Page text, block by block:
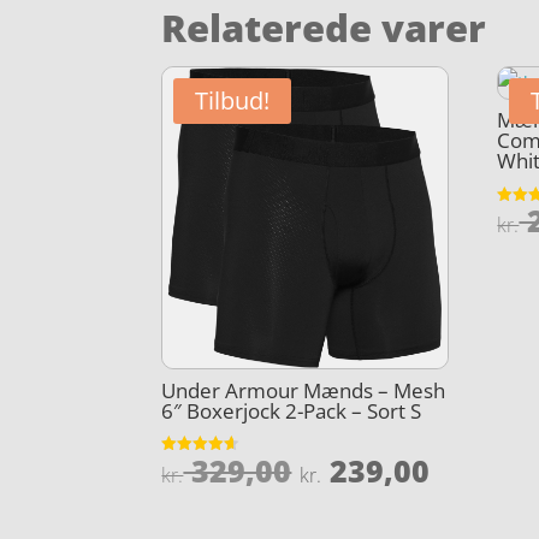
Relaterede varer
Tilbud!
Under Armour Mænds – Mesh
6″ Boxerjock 2-Pack – Sort S
Vurderet
4.6
kr.329,00 Den
kr. 239,00
4.6
kr.